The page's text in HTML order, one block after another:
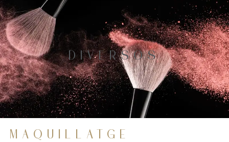
DIVERSOS
MAQUILLATGE